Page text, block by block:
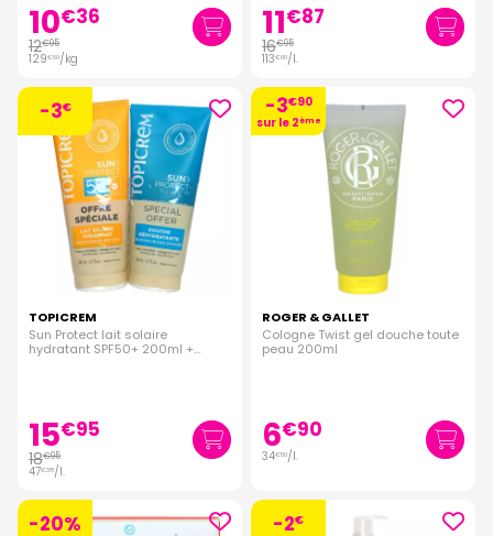
10€36
12€95
129€50/kg
11€87
16€95
113€00/l.
-3€
TOPICREM
Sun Protect lait solaire
hydratant SPF50+ 200ml +
15€95
18€95
47€38/l.
-3€90
sur le 2ème
ROGER & GALLET
Cologne Twist gel douche toute
peau 200ml
6€90
34€50/l.
-20% -2€